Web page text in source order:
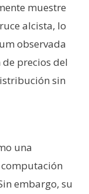
muestre
alcista, lo
observada
de precios del
sin
una
embargo, su